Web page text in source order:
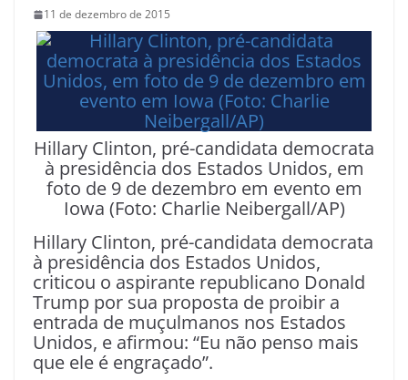
11 de dezembro de 2015
Hillary Clinton, pré-candidata democrata
à presidência dos Estados Unidos, em
foto de 9 de dezembro em evento em
Iowa (Foto: Charlie Neibergall/AP)
Hillary Clinton, pré-candidata democrata
à presidência dos Estados Unidos,
criticou o aspirante republicano Donald
Trump por sua proposta de proibir a
entrada de muçulmanos nos Estados
Unidos, e afirmou: “Eu não penso mais
que ele é engraçado”.